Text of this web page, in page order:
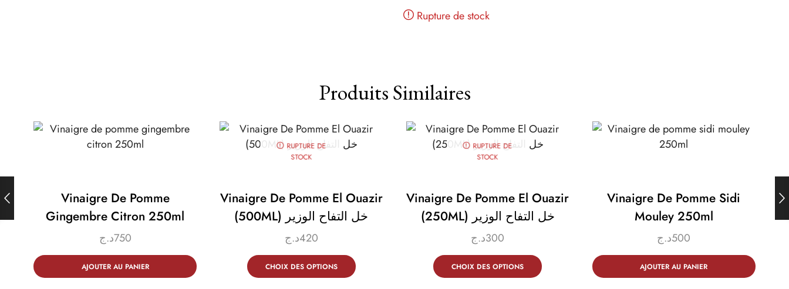
Rupture de stock
Produits Similaires
Vinaigre De Pomme
Gingembre Citron 250ml
750د.ج
AJOUTER AU PANIER
RUPTURE DE
STOCK
Vinaigre De Pomme El Ouazir
(500ML) خل التفاح الوزير
420د.ج
CHOIX DES OPTIONS
RUPTURE DE
STOCK
Vinaigre De Pomme El Ouazir
(250ML) خل التفاح الوزير
300د.ج
CHOIX DES OPTIONS
Vinaigre De Pomme Sidi
Mouley 250ml
500د.ج
AJOUTER AU PANIER